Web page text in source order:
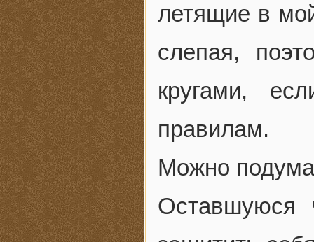
летящие в
слепая,
кругами,
правилам.
Можно
Оставшуюся